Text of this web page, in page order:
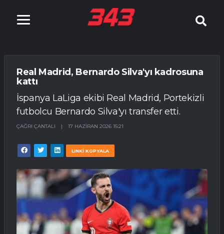
Real Madrid, Bernardo Silva'yı kadrosuna
kattı
İspanya LaLiga ekibi Real Madrid, Portekizli
futbolcu Bernardo Silva'yı transfer etti.
ÇAĞRI ÇANTALI | 17 HAZIRAN 2026 15:21
LİNKİ KOPYALA